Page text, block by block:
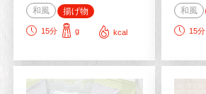
和風
揚げ物
15分 g kcal
和風
15分